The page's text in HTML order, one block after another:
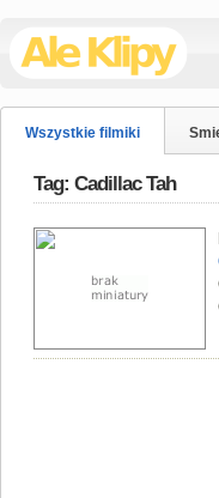
Wszystkie filmiki
Tag: Cadillac Tah